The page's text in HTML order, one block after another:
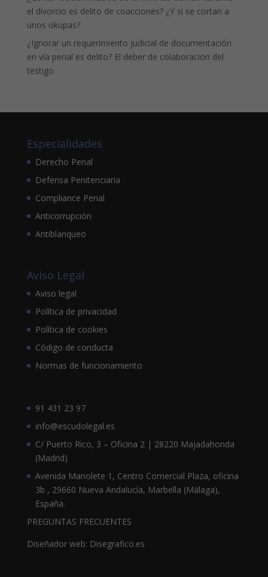
el divorcio es delito de coacciones? ¿Y si se cortan a
unos okupas?
¿Ignorar un requerimiento judicial de documentación
en vía penal es delito? El deber de colaboración del
testigo
Especialidades
Derecho Penal
Defensa Penitenciaria
Compliance Penal
Anticorrupción
Antiblanqueo
Aviso Legal
Aviso legal
Política de privacidad
Política de cookies
Código de conducta
Normas de funcionamiento
91 431 23 97
info@escudolegal.es
C/ Puerto Rico, 3 – Oficina 2 | 28220 Majadahonda
(Madrid)
Avenida Manolete 1, Centro Comercial Plaza, oficina
3b , 29660 Nueva Andalucía, Marbella (Málaga),
España.
PREGUNTAS FRECUENTES
Diseñador web: Disegrafico.es